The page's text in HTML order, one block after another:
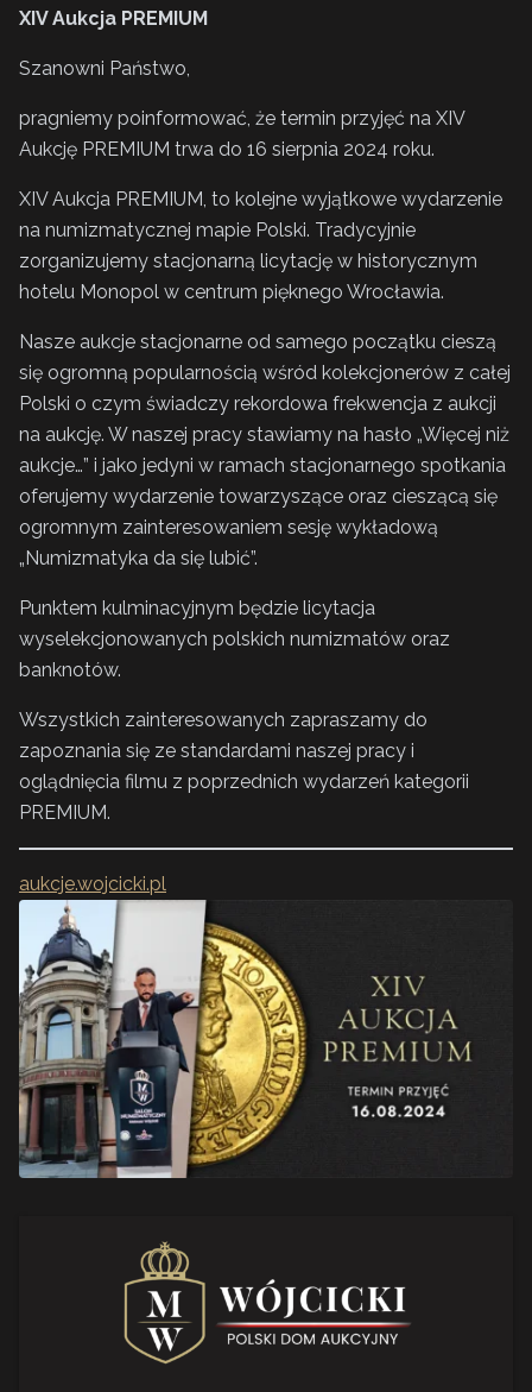
XIV Aukcja PREMIUM
Szanowni Państwo,
pragniemy poinformować, że termin przyjęć na XIV
Aukcję PREMIUM trwa do 16 sierpnia 2024 roku.
XIV Aukcja PREMIUM, to kolejne wyjątkowe wydarzenie
na numizmatycznej mapie Polski. Tradycyjnie
zorganizujemy stacjonarną licytację w historycznym
hotelu Monopol w centrum pięknego Wrocławia.
Nasze aukcje stacjonarne od samego początku cieszą
się ogromną popularnością wśród kolekcjonerów z całej
Polski o czym świadczy rekordowa frekwencja z aukcji
na aukcję. W naszej pracy stawiamy na hasło „Więcej niż
aukcje…” i jako jedyni w ramach stacjonarnego spotkania
oferujemy wydarzenie towarzyszące oraz cieszącą się
ogromnym zainteresowaniem sesję wykładową
„Numizmatyka da się lubić”.
Punktem kulminacyjnym będzie licytacja
wyselekcjonowanych polskich numizmatów oraz
banknotów.
Wszystkich zainteresowanych zapraszamy do
zapoznania się ze standardami naszej pracy i
oglądnięcia filmu z poprzednich wydarzeń kategorii
PREMIUM.
aukcje.wojcicki.pl